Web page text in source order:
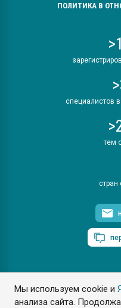
Мы используем cookie и
анализа сайта.
ПОЛИТИКА В
специалистов
тем
стран
ПластЭксперт ©
Разрешается копирование